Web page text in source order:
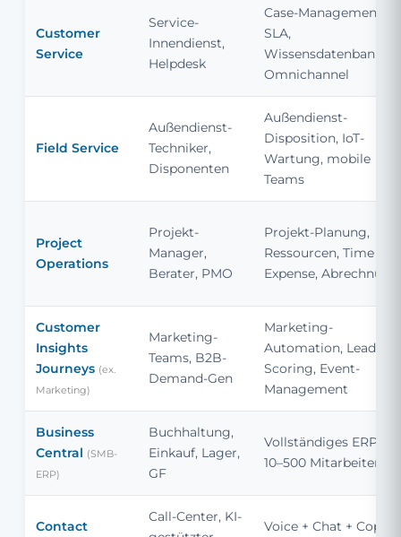
Customer
Service
Service-
Innendienst,
Helpdesk
Case-Management,
SLA,
Wissensdatenbank,
Omnichannel
Field Service
Außendienst-
Techniker,
Disponenten
Außendienst-
Disposition, IoT-
Wartung, mobile
Teams
Project
Operations
Projekt-
Manager,
Berater, PMO
Projekt-Planung,
Ressourcen, Time &
Expense, Abrechnung
Customer
Insights
Journeys (ex.
Marketing)
Marketing-
Teams, B2B-
Demand-Gen
Marketing-
Automation, Lead-
Scoring, Event-
Management
Business
Central (SMB-
ERP)
Buchhaltung,
Einkauf, Lager,
GF
Vollständiges ERP für
10–500 Mitarbeitende
Contact
Call-Center, KI-
Voice + Chat + Copilot